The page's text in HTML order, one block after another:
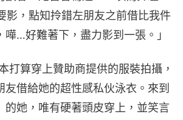
影，點知拎錯左朋友之前借比我件
嘩…好難著下，盡力影到一張。」
打算穿上贊助商提供的服裝拍攝，
友借給她的超性感私伙泳衣。來到
的她，唯有硬著頭皮穿上，並笑言